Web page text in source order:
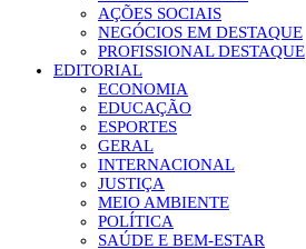
AÇÕES SOCIAIS
NEGÓCIOS EM DESTAQUE
PROFISSIONAL DESTAQUE
EDITORIAL
ECONOMIA
EDUCAÇÃO
ESPORTES
GERAL
INTERNACIONAL
JUSTIÇA
MEIO AMBIENTE
POLÍTICA
SAÚDE E BEM-ESTAR